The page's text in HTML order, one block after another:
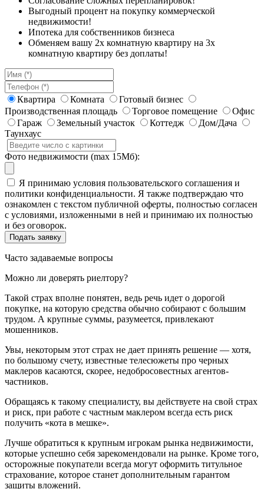
Выгодный процент на покупку коммерческой
недвижимости!
Ипотека для собственников бизнеса
Обменяем вашу 2х комнатную квартиру на 3х
комнатную квартиру без доплаты!
Квартира Комната
Готовый бизнес
Производственная площадь
Торговое помещение
Офис
Гараж
Земельный участок Коттедж
Дом/Дача
Таунхаус
Фото недвижимости (max 15Мб):
Я принимаю условия пользовательского соглашения и
политики конфиденциальности. Я также подтверждаю что
ознакомлен с текстом публичной оферты, полностью согласен
с условиями, изложенными в ней и принимаю их полностью
и без оговорок.
Часто задаваемые вопросы
Можно ли доверять риелтору?
Такой страх вполне понятен, ведь речь идет о дорогой
покупке, на которую средства обычно собирают с большим
трудом. А крупные суммы, разумеется, привлекают
мошенников.
Увы, некоторым этот страх не дает принять решение — хотя,
по большому счету, известные телесюжеты про черных
маклеров касаются, скорее, недобросовестных агентов-
частников.
Обращаясь к такому специалисту, вы действуете на свой страх
и риск, при работе с частным маклером всегда есть риск
получить «кота в мешке».
Лучше обратиться к крупным игрокам рынка недвижимости,
которые успешно себя зарекомендовали на рынке. Кроме того,
осторожные покупатели всегда могут оформить титульное
страхование, которое станет дополнительным гарантом
защиты вложений.